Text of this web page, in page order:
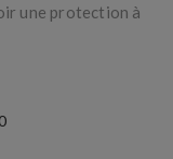
une protection à